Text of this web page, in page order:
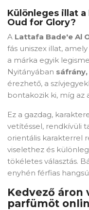
Különleges illat a
Oud for Glory?
A Lattafa Bade'e Al
fás uniszex illat, amely
a márka egyik
Nyitányában
érezhető, a
bontakozik ki, míg az
Ez a gazdag,
vetítéssel, rendkívüli
orientális karakterrel
viselethez és
tökéletes választás.
enyhén férfias
Kedvező áron
parfümöt